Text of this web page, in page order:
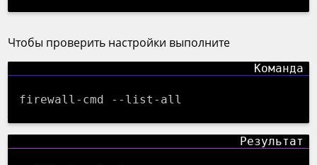
Чтобы проверить настройки выполните
firewall-cmd --list-all